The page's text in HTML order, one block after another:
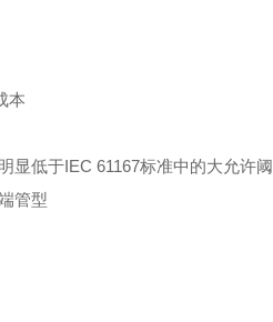
本
显低于IEC 61167标准中的大允许
管型